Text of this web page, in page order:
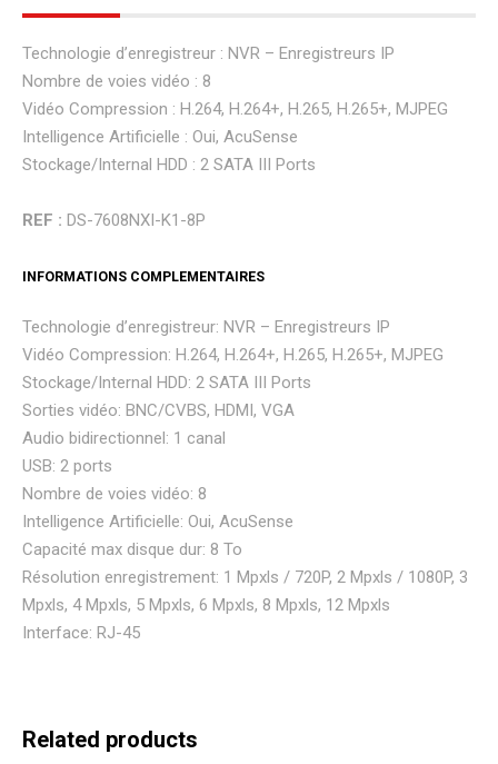
Technologie d’enregistreur : NVR – Enregistreurs IP
Nombre de voies vidéo : 8
Vidéo Compression : H.264, H.264+, H.265, H.265+, MJPEG
Intelligence Artificielle : Oui, AcuSense
Stockage/Internal HDD : 2 SATA III Ports
REF : DS-7608NXI-K1-8P
INFORMATIONS COMPLEMENTAIRES
Technologie d’enregistreur: NVR – Enregistreurs IP
Vidéo Compression: H.264, H.264+, H.265, H.265+, MJPEG
Stockage/Internal HDD: 2 SATA III Ports
Sorties vidéo: BNC/CVBS, HDMI, VGA
Audio bidirectionnel: 1 canal
USB: 2 ports
Nombre de voies vidéo: 8
Intelligence Artificielle: Oui, AcuSense
Capacité max disque dur: 8 To
Résolution enregistrement: 1 Mpxls / 720P, 2 Mpxls / 1080P, 3
Mpxls, 4 Mpxls, 5 Mpxls, 6 Mpxls, 8 Mpxls, 12 Mpxls
Interface: RJ-45
Related products